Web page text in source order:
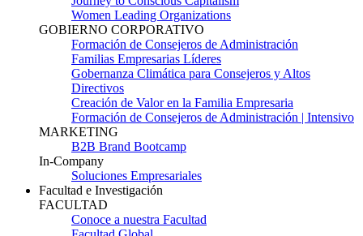
Women Leading Organizations
GOBIERNO CORPORATIVO
Formación de Consejeros de Administración
Familias Empresarias Líderes
Gobernanza Climática para Consejeros y Altos
Directivos
Creación de Valor en la Familia Empresaria
Formación de Consejeros de Administración | Intensivo
MARKETING
B2B Brand Bootcamp
In-Company
Soluciones Empresariales
Facultad e Investigación
FACULTAD
Conoce a nuestra Facultad